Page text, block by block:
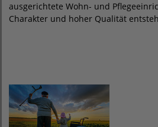
ausgerichtete Wohn- und
Charakter und hoher Qualität